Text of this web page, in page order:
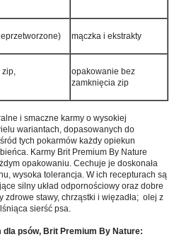
mączka i ekstrakty
opakowanie bez
zamknięcia zip
i smaczne karmy o wysokiej
wariantach, dopasowanych do
tych pokarmów każdy opiekun
Karmy Brit Premium By Nature
opakowaniu. Cechuje je doskonała
wysoka tolerancja. W ich recepturach są
silny układ odpornościowy oraz dobre
stawy, chrząstki i więzadła; olej z
sierść psa.
psów, Brit Premium By Nature: